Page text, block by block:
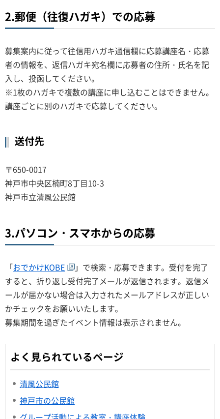
2.郵便（往復ハガキ）での応募
募集案内に従って往信用ハガキ通信欄に応募講座名・応募
者の情報を、返信ハガキ宛名欄に応募者の住所・氏名を記
入し、投函してください。
※1枚のハガキで複数の講座に申し込むことはできません。
講座ごとに別のハガキで応募してください。
送付先
〒650-0017
神戸市中央区楠町8丁目10-3
神戸市立清風公民館
3.パソコン・スマホからの応募
「おでかけKOBE
」で検索・応募できます。受付を完了
すると、折り返し受付完了メールが返信されます。返信メ
ールが届かない場合は入力されたメールアドレスが正しい
かチェックをお願いいたします。
募集期間を過ぎたイベント情報は表示されません。
よく見られているページ
清風公民館
神戸市の公民館